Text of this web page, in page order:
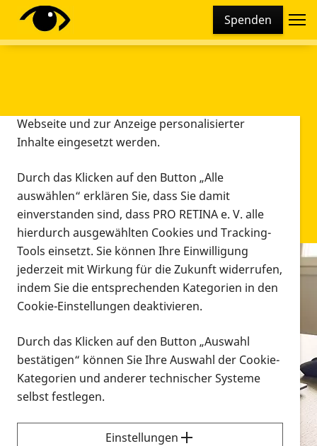
Spenden
Infomaterial
Infomaterial
Vorlesen
Alle Infomaterialien in verschiedenen
Formaten an einem Ort
Sie möchten wissen, wie Sie nach Infonmaterial
suchen und dieses bestellen bzw. herunterladen
Diese Webseite setzt verschiedene Cookies und
Tracking-Tools ein. Dies beinhaltet Cookies und
Webseite und zur Anzeige personalisierter
Inhalte eingesetzt werden.
Durch das Klicken auf den Button „Alle
auswählen“ erklären Sie, dass Sie damit
einverstanden sind, dass PRO RETINA e. V. alle
hierdurch ausgewählten Cookies und Tracking-
Tools einsetzt. Sie können Ihre Einwilligung
jederzeit mit Wirkung für die Zukunft widerrufen,
indem Sie die entsprechenden Kategorien in den
Cookie-Einstellungen deaktivieren.
Durch das Klicken auf den Button „Auswahl
bestätigen“ können Sie Ihre Auswahl der Cookie-
Kategorien und anderer technischer Systeme
selbst festlegen.
Einstellungen